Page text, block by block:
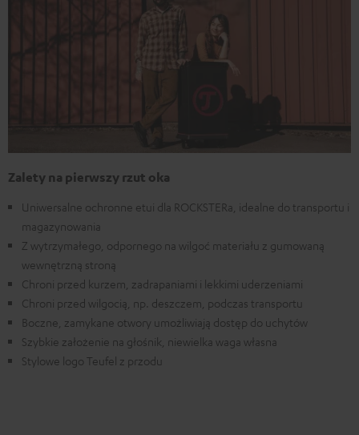
Zalety na pierwszy rzut oka
Uniwersalne ochronne etui dla ROCKSTERa, idealne do transportu i
magazynowania
Z wytrzymałego, odpornego na wilgoć materiału z gumowaną
wewnętrzną stroną
Chroni przed kurzem, zadrapaniami i lekkimi uderzeniami
Chroni przed wilgocią, np. deszczem, podczas transportu
Boczne, zamykane otwory umożliwiają dostęp do uchytów
Szybkie założenie na głośnik, niewielka waga własna
Stylowe logo Teufel z przodu